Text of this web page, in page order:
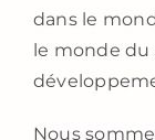
dans le
le monde du
Nous